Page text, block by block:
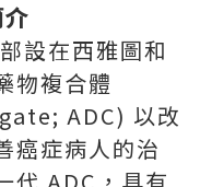
在西雅圖和
物複合體
ADC) 以改
癌症病人的治